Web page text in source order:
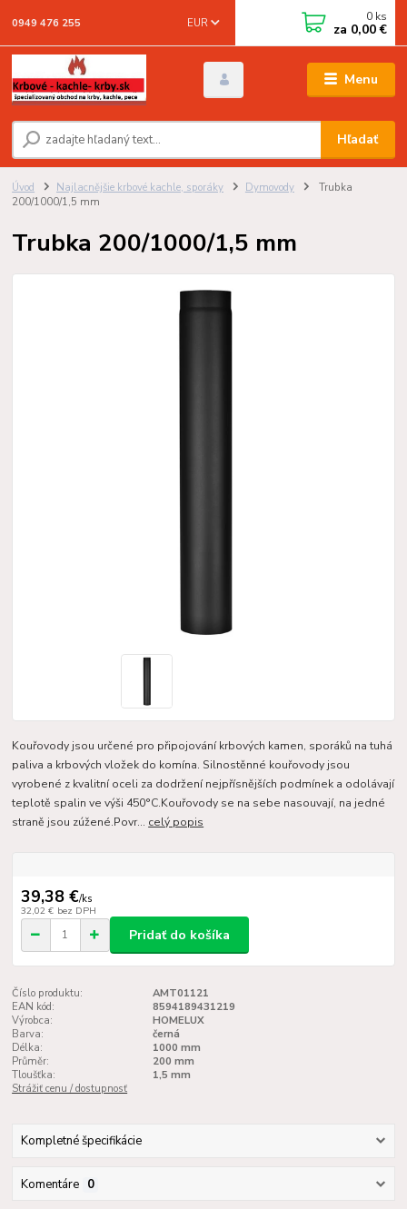
Menu
EUR
Hľadať
0949 476 255 0 ks
za 0,00 €
Úvod Najlacnějšie krbové kachle, sporáky Dymovody
Trubka
200/1000/1,5 mm
Trubka 200/1000/1,5 mm
Kouřovody jsou určené pro připojování krbových kamen, sporáků na tuhá
paliva a krbových vložek do komína. Silnostěnné kouřovody jsou
vyrobené z kvalitní oceli za dodržení nejpřísnějších podmínek a odolávají
teplotě spalin ve výši 450°C.Kouřovody se na sebe nasouvají, na jedné
straně jsou zúžené.Povr... celý popis
39,38 €/ks
32,02 € bez DPH
Pridať do košíka
Číslo produktu:
AMT01121
EAN kód:
8594189431219
Výrobca:
HOMELUX
Barva:
černá
Délka:
1000 mm
Průměr:
200 mm
Tloušťka:
1,5 mm
Strážiť cenu / dostupnosť
Kompletné špecifikácie
Komentáre 0